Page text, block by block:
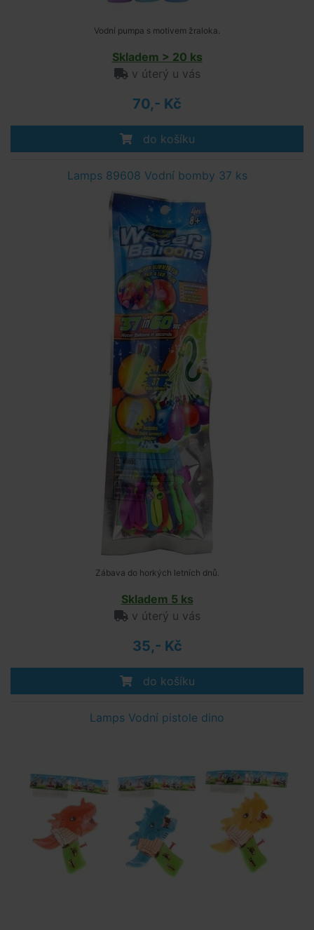
Vodní pumpa s motivem žraloka.
Skladem > 20 ks
v úterý u vás
70,- Kč
do košíku
Lamps 89608 Vodní bomby 37 ks
Zábava do horkých letních dnů.
Skladem 5 ks
v úterý u vás
35,- Kč
do košíku
Lamps Vodní pistole dino